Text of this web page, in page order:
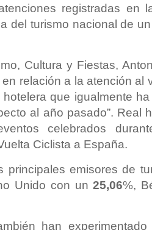
registradas en
del turismo nacional de
Cultura y Fiestas,
relación a la atención al
que igualmente
al año pasado”. Real
celebrados
Ciclista a España.
principales emisores de
Unido con un25,06%,
han